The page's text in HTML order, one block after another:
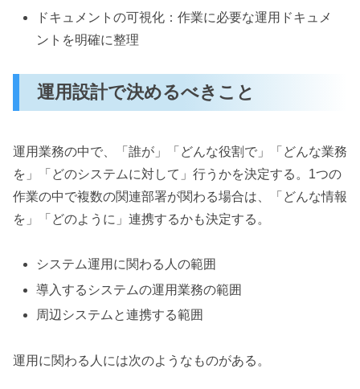
ドキュメントの可視化：作業に必要な運用ドキュメ
ントを明確に整理
運用設計で決めるべきこと
運用業務の中で、「誰が」「どんな役割で」「どんな業務
を」「どのシステムに対して」行うかを決定する。1つの
作業の中で複数の関連部署が関わる場合は、「どんな情報
を」「どのように」連携するかも決定する。
システム運用に関わる人の範囲
導入するシステムの運用業務の範囲
周辺システムと連携する範囲
運用に関わる人には次のようなものがある。